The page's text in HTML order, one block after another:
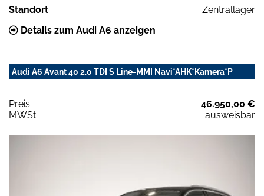
Standort
Zentrallager
Details zum Audi A6 anzeigen
Audi A6 Avant 40 2.0 TDI S Line-MMI Navi*AHK*Kamera*P
Preis:
46.950,00 €
MWSt:
ausweisbar